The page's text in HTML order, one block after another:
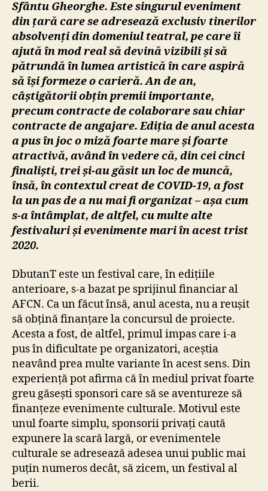
Sfântu Gheorghe. Este singurul eveniment
din țară care se adresează exclusiv tinerilor
absolvenți din domeniul teatral, pe care îi
ajută în mod real să devină vizibili și să
pătrundă în lumea artistică în care aspiră
să își formeze o carieră. An de an,
câștigătorii obțin premii importante,
precum contracte de colaborare sau chiar
contracte de angajare. Ediția de anul acesta
a pus în joc o miză foarte mare și foarte
atractivă, având în vedere că, din cei cinci
finaliști, trei și-au găsit un loc de muncă,
însă, în contextul creat de COVID-19, a fost
la un pas de a nu mai fi organizat – așa cum
s-a întâmplat, de altfel, cu multe alte
festivaluri și evenimente mari în acest trist
2020.
DbutanT este un festival care, în edițiile
anterioare, s-a bazat pe sprijinul financiar al
AFCN. Ca un făcut însă, anul acesta, nu a reușit
să obțină finanțare la concursul de proiecte.
Acesta a fost, de altfel, primul impas care i-a
pus în dificultate pe organizatori, aceștia
neavând prea multe variante în acest sens. Din
experiență pot afirma că în mediul privat foarte
greu găsești sponsori care să se aventureze să
finanțeze evenimente culturale. Motivul este
unul foarte simplu, sponsorii privați caută
expunere la scară largă, or evenimentele
culturale se adresează adesea unui public mai
puțin numeros decât, să zicem, un festival al
berii.